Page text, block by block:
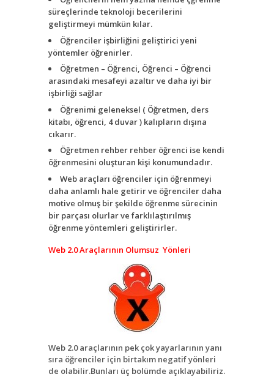
süreçlerinde teknoloji becerilerini
geliştirmeyi mümkün kılar.
Öğrenciler işbirliğini geliştirici yeni
yöntemler öğrenirler.
Öğretmen – Öğrenci, Öğrenci – Öğrenci
arasındaki mesafeyi azaltır ve daha iyi bir
işbirliği sağlar
Öğrenimi geleneksel ( Öğretmen, ders
kitabı, öğrenci, 4 duvar ) kalıpların dışına
cıkarır.
Öğretmen rehber rehber öğrenci ise kendi
öğrenmesini oluşturan kişi konumundadır.
Web araçları öğrenciler için öğrenmeyi
daha anlamlı hale getirir ve öğrenciler daha
motive olmuş bir şekilde öğrenme sürecinin
bir parçası olurlar ve farklılaştırılmış
öğrenme yöntemleri geliştirirler.
Web 2.0 Araçlarının Olumsuz Yönleri
Web 2.0 araçlarının pek çok yayarlarının yanı
sıra öğrenciler için birtakım negatif yönleri
de olabilir.Bunları üç bolümde açıklayabiliriz.